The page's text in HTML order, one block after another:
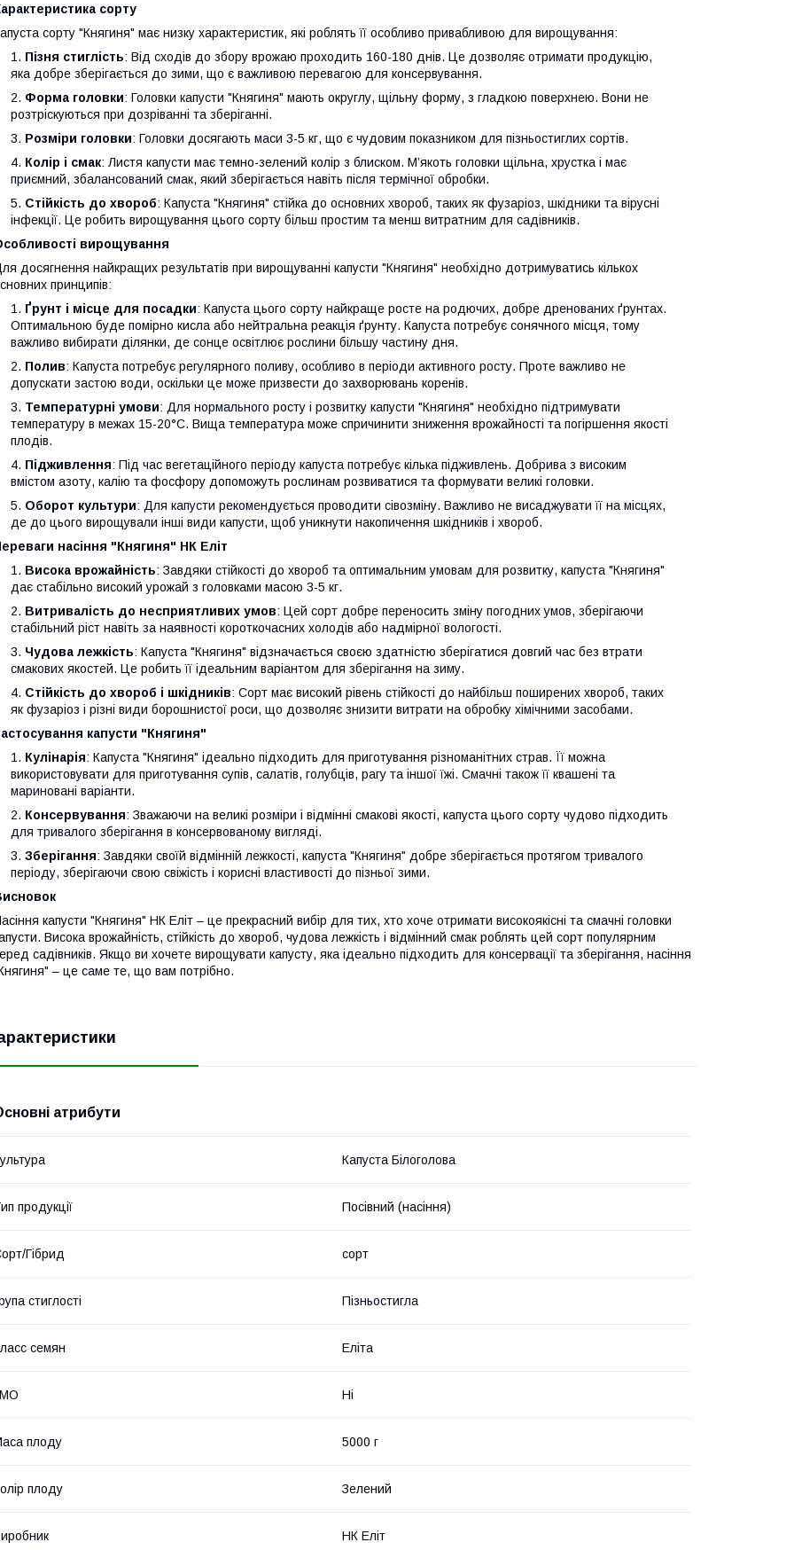
сорту
сорту "Княгиня" має низку характеристик, які роблять її особливо привабливою для вирощування:
Пізня стиглість: Від сходів до збору врожаю проходить 160-180 днів. Це дозволяє отримати продукцію,
яка добре зберігається до зими, що є важливою перевагою для консервування.
Форма головки: Головки капусти "Княгиня" мають округлу, щільну форму, з гладкою поверхнею. Вони не
розтріскуються при дозріванні та зберіганні.
Розміри головки: Головки досягають маси 3-5 кг, що є чудовим показником для пізньостиглих сортів.
Колір і смак: Листя капусти має темно-зелений колір з блиском. М’якоть головки щільна, хрустка і має
приємний, збалансований смак, який зберігається навіть після термічної обробки.
Стійкість до хвороб: Капуста "Княгиня" стійка до основних хвороб, таких як фузаріоз, шкідники та вірусні
інфекції. Це робить вирощування цього сорту більш простим та менш витратним для садівників.
вирощування
досягнення найкращих результатів при вирощуванні капусти "Княгиня" необхідно дотримуватись кількох
принципів:
Ґрунт і місце для посадки: Капуста цього сорту найкраще росте на родючих, добре дренованих ґрунтах.
Оптимальною буде помірно кисла або нейтральна реакція ґрунту. Капуста потребує сонячного місця, тому
важливо вибирати ділянки, де сонце освітлює рослини більшу частину дня.
Полив: Капуста потребує регулярного поливу, особливо в періоди активного росту. Проте важливо не
допускати застою води, оскільки це може призвести до захворювань коренів.
Температурні умови: Для нормального росту і розвитку капусти "Княгиня" необхідно підтримувати
температуру в межах 15-20°C. Вища температура може спричинити зниження врожайності та погіршення якості
плодів.
Підживлення: Під час вегетаційного періоду капуста потребує кілька підживлень. Добрива з високим
вмістом азоту, калію та фосфору допоможуть рослинам розвиватися та формувати великі головки.
Оборот культури: Для капусти рекомендується проводити сівозміну. Важливо не висаджувати її на місцях,
де до цього вирощували інші види капусти, щоб уникнути накопичення шкідників і хвороб.
насіння "Княгиня" НК Еліт
Висока врожайність: Завдяки стійкості до хвороб та оптимальним умовам для розвитку, капуста "Княгиня"
дає стабільно високий урожай з головками масою 3-5 кг.
Витривалість до несприятливих умов: Цей сорт добре переносить зміну погодних умов, зберігаючи
стабільний ріст навіть за наявності короткочасних холодів або надмірної вологості.
Чудова лежкість: Капуста "Княгиня" відзначається своєю здатністю зберігатися довгий час без втрати
смакових якостей. Це робить її ідеальним варіантом для зберігання на зиму.
Стійкість до хвороб і шкідників: Сорт має високий рівень стійкості до найбільш поширених хвороб, таких
як фузаріоз і різні види борошнистої роси, що дозволяє знизити витрати на обробку хімічними засобами.
капусти "Княгиня"
Кулінарія: Капуста "Княгиня" ідеально підходить для приготування різноманітних страв. Її можна
використовувати для приготування супів, салатів, голубців, рагу та іншої їжі. Смачні також її квашені та
мариновані варіанти.
Консервування: Зважаючи на великі розміри і відмінні смакові якості, капуста цього сорту чудово підходить
для тривалого зберігання в консервованому вигляді.
Зберігання: Завдяки своїй відмінній лежкості, капуста "Княгиня" добре зберігається протягом тривалого
періоду, зберігаючи свою свіжість і корисні властивості до пізньої зими.
капусти "Княгиня" НК Еліт – це прекрасний вибір для тих, хто хоче отримати високоякісні та смачні головки
Висока врожайність, стійкість до хвороб, чудова лежкість і відмінний смак роблять цей сорт популярним
садівників. Якщо ви хочете вирощувати капусту, яка ідеально підходить для консервації та зберігання, насіння
– це саме те, що вам потрібно.
атрибути
Капуста Білоголова
продукції Посівний (насіння)
Гібрид сорт
стиглості Пізньостигла
семян Еліта
Ні
плоду 5000 г
плоду Зелений
НК Еліт